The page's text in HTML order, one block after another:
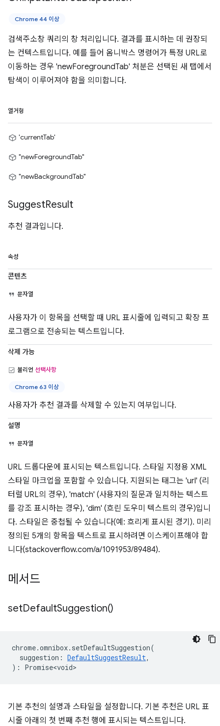
Chrome 44 이상
검색주소창 쿼리의 창 처리입니다. 결과를 표시하는 데 권장되
는 컨텍스트입니다. 예를 들어 옴니박스 명령어가 특정 URL로
이동하는 경우 'newForegroundTab' 처분은 선택된 새 탭에서
탐색이 이루어져야 함을 의미합니다.
열거형
'currentTab'
"newForegroundTab"
"newBackgroundTab"
SuggestResult
추천 결과입니다.
속성
콘텐츠
문자열
사용자가 이 항목을 선택할 때 URL 표시줄에 입력되고 확장 프
로그램으로 전송되는 텍스트입니다.
삭제 가능
불리언 선택사항
Chrome 63 이상
사용자가 추천 결과를 삭제할 수 있는지 여부입니다.
설명
문자열
URL 드롭다운에 표시되는 텍스트입니다. 스타일 지정용 XML
스타일 마크업을 포함할 수 있습니다. 지원되는 태그는 'url' (리
터럴 URL의 경우), 'match' (사용자의 질문과 일치하는 텍스트
를 강조 표시하는 경우), 'dim' (흐린 도우미 텍스트의 경우)입니
다. 스타일은 중첩될 수 있습니다(예: 흐리게 표시된 경기). 미리
정의된 5개의 항목을 텍스트로 표시하려면 이스케이프해야 합
니다(stackoverflow.com/a/1091953/89484).
메서드
setDefaultSuggestion()
chrome.omnibox. setDefaultSuggestion(
suggestion : DefaultSuggestResult,
) : Promise<void>
기본 추천의 설명과 스타일을 설정합니다. 기본 추천은 URL 표
시줄 아래의 첫 번째 추천 행에 표시되는 텍스트입니다.